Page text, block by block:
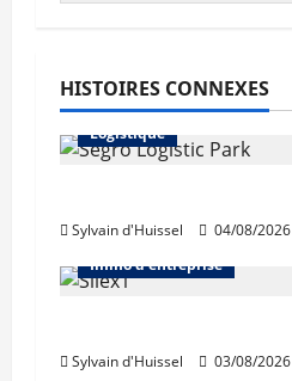
HISTOIRES CONNEXES
Immo d'entreprise
Logistique
Sylvain d'Huissel 04/08/2026
Abonnés
Bureaux
Immo d'entreprise
Sylvain d'Huissel 03/08/2026
Abonnés
Bureaux